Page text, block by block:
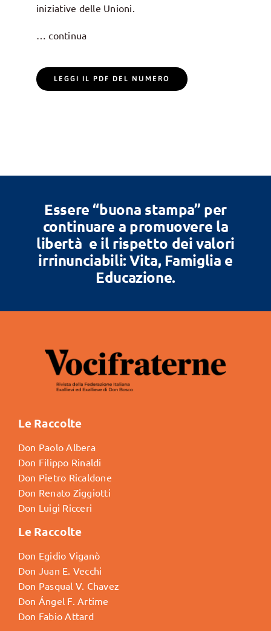
iniziative delle Unioni.
… continua
LEGGI IL PDF DEL NUMERO
Essere “buona stampa” per
continuare a promuovere la
libertà e il rispetto dei valori
irrinunciabili: Vita, Famiglia e
Educazione.
Le Raccolte
Don Paolo Albera
Don Filippo Rinaldi
Don Pietro Ricaldone
Don Renato Ziggiotti
Don Luigi Ricceri
Le Raccolte
Don Egidio Viganò
Don Juan E. Vecchi
Don Pasqual V. Chavez
Don Ángel F. Artime
Don Fabio Attard